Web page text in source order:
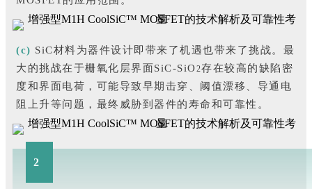
(c) SiC材料为器件设计即带来了机遇也带来了挑战。最
大的挑战在于栅氧化层界面SiC-SiO2存在较高的缺陷密
度和界面电荷，可能导致早期击穿、阈值漂移、导通电
阻上升等问题，最终威胁到器件的寿命和可靠性。
2